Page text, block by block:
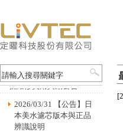
2024/01/02 【公告】服
務維修費用異動公告
2026/03/31 【公告】日
本美水濾芯版本與正品
辨識說明